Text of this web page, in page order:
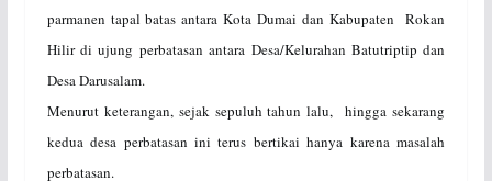
parmanen tapal batas antara Kota Dumai dan Kabupaten Rokan
Hilir di ujung perbatasan antara Desa/Kelurahan Batutriptip dan
Desa Darusalam.
Menurut keterangan, sejak sepuluh tahun lalu, hingga sekarang
kedua desa perbatasan ini terus bertikai hanya karena masalah
perbatasan.